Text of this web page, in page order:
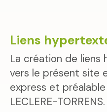
Liens
La création de
vers le présent site
express et
LECLERE-TORRENS.